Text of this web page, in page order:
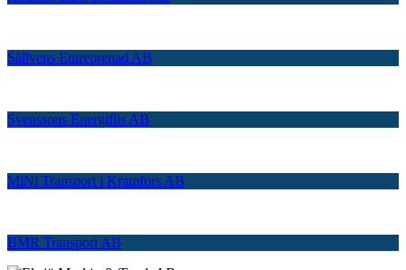
Sällvens Entreprenad AB
Svenssons Energiflis AB
MiNi Transport i Kramfors AB
BMR Transport AB